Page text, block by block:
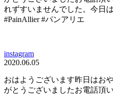
れずすいませんでした。今日
#PainAllier #パンアリエ
instagram
2020.06.05
おはようございます昨日はお
がとうございましたお電話頂